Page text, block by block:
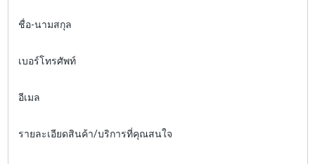
ชื่อ-นามสกุล
เบอร์โทรศัพท์
อีเมล
รายละเอียดสินค้า/บริการที่คุณสนใจ